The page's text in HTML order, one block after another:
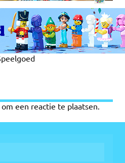
om een reactie te plaatsen.